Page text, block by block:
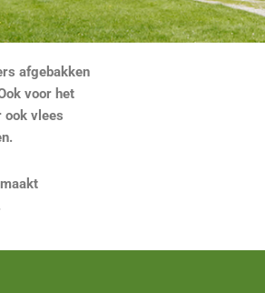
afgebakken
voor het
ook vlees